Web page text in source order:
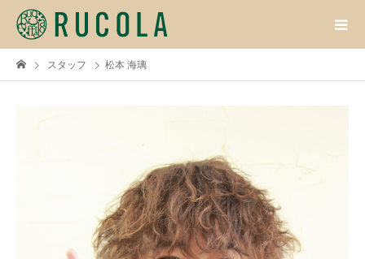
スタッフ 松本 海璃